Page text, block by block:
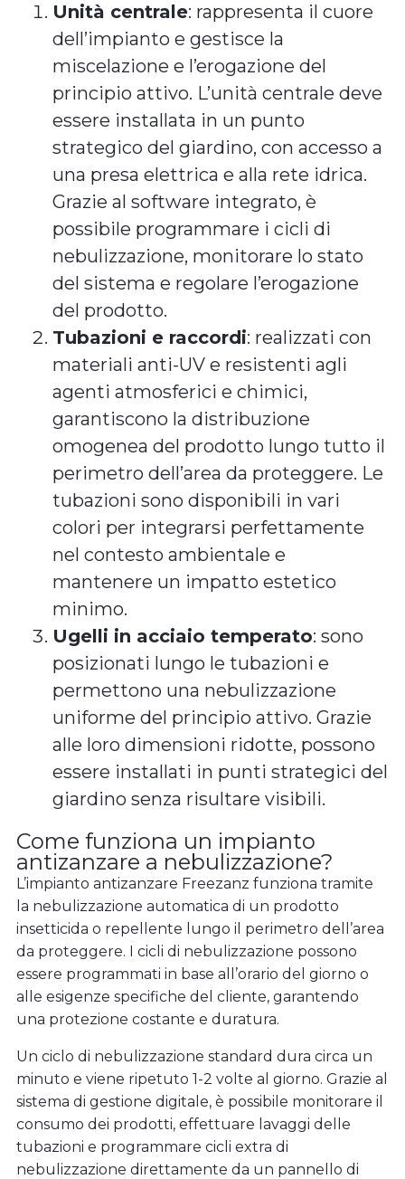
Unità centrale: rappresenta il cuore
dell’impianto e gestisce la
miscelazione e l’erogazione del
principio attivo. L’unità centrale deve
essere installata in un punto
strategico del giardino, con accesso a
una presa elettrica e alla rete idrica.
Grazie al software integrato, è
possibile programmare i cicli di
nebulizzazione, monitorare lo stato
del sistema e regolare l’erogazione
del prodotto.
Tubazioni e raccordi: realizzati con
materiali anti-UV e resistenti agli
agenti atmosferici e chimici,
garantiscono la distribuzione
omogenea del prodotto lungo tutto il
perimetro dell’area da proteggere. Le
tubazioni sono disponibili in vari
colori per integrarsi perfettamente
nel contesto ambientale e
mantenere un impatto estetico
minimo.
Ugelli in acciaio temperato: sono
posizionati lungo le tubazioni e
permettono una nebulizzazione
uniforme del principio attivo. Grazie
alle loro dimensioni ridotte, possono
essere installati in punti strategici del
giardino senza risultare visibili.
Come funziona un impianto
antizanzare a nebulizzazione?
L’impianto antizanzare Freezanz funziona tramite
la nebulizzazione automatica di un prodotto
insetticida o repellente lungo il perimetro dell’area
da proteggere. I cicli di nebulizzazione possono
essere programmati in base all’orario del giorno o
alle esigenze specifiche del cliente, garantendo
una protezione costante e duratura.
Un ciclo di nebulizzazione standard dura circa un
minuto e viene ripetuto 1-2 volte al giorno. Grazie al
sistema di gestione digitale, è possibile monitorare il
consumo dei prodotti, effettuare lavaggi delle
tubazioni e programmare cicli extra di
nebulizzazione direttamente da un pannello di